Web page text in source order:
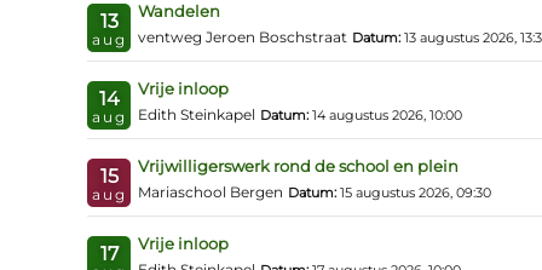
13
aug
Wandelen
ventweg Jeroen Boschstraat Datum: 13 augustus 2026,
14
aug
Vrije inloop
Edith Steinkapel Datum: 14 augustus 2026, 10:00
15
aug
Vrijwilligerswerk rond de school en plein
Mariaschool Bergen Datum: 15 augustus 2026, 09:30
17 Vrije inloop